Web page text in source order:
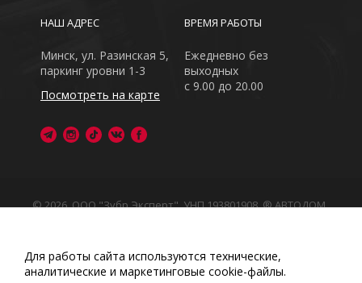
ВРЕМЯ РАБОТЫ
Ежедневно без
выходных
с 9.00 до 20.00
НАШ АДРЕС
Минск, ул. Разинская 5,
паркинг уровни 1-3
Посмотреть на карте
© 2026, ООО "Зубр Эксперт", УНП 193801908. ® АВТОДОМ
Обращаем Ваше внимание на то, что данный интернет-
сайт носит исключительно информационный характер
Любое использование либо копирование материалов
Для работы сайта используются технические,
аналитические и маркетинговые сооkіе-файлы.